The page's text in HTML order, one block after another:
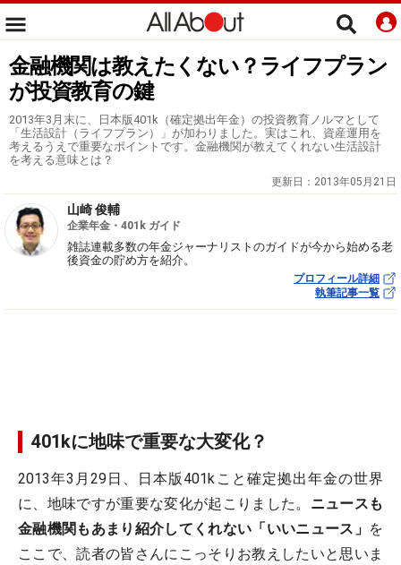
金融機関は教えたくない？ライフプラン
が投資教育の鍵
2013年3月末に、日本版401k（確定拠出年金）の投資教育ノルマとして
「生活設計（ライフプラン）」が加わりました。実はこれ、資産運用を
考えるうえで重要なポイントです。金融機関が教えてくれない生活設計
を考える意味とは？
更新日： 2013年05月21日
山崎 俊輔
企業年金・401k ガイド
雑誌連載多数の年金ジャーナリストのガイドが今から始める老
後資金の貯め方を紹介。
プロフィール詳細
執筆記事一覧
401kに地味で重要な大変化？
2013年3月29日、日本版401kこと確定拠出年金の世界
に、地味ですが重要な変化が起こりました。 ニュースも
金融機関もあまり紹介してくれない「いいニュース」 を
ここで、読者の皆さんにこっそりお教えしたいと思いま